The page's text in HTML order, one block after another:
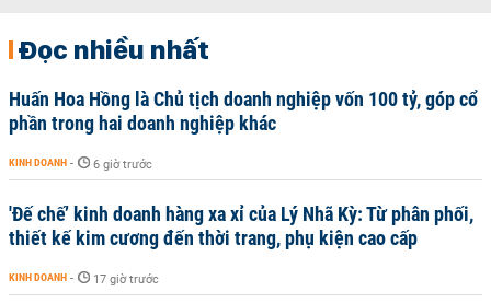
Đọc nhiều nhất
Huấn Hoa Hồng là Chủ tịch doanh nghiệp vốn 100 tỷ, góp cổ
phần trong hai doanh nghiệp khác
KINH DOANH - 6 giờ trước
'Đế chế’ kinh doanh hàng xa xỉ của Lý Nhã Kỳ: Từ phân phối,
thiết kế kim cương đến thời trang, phụ kiện cao cấp
KINH DOANH - 17 giờ trước